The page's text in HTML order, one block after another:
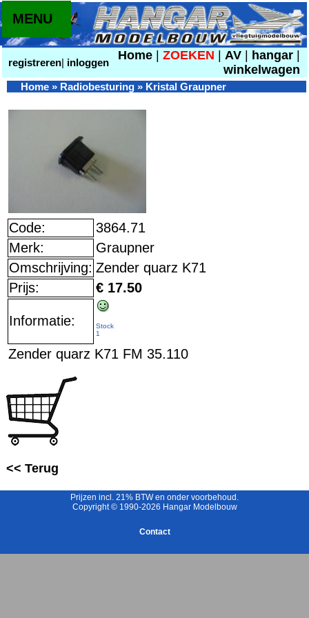
registreren| inloggen
Home ZOEKEN AV hangar
winkelwagen
MENU
Home » Radiobesturing » Kristal Graupner
Code:
3864.71
Merk:
Graupner
Omschrijving: Zender quarz K71
Prijs:
€ 17.50
Informatie:
Stock
1
Zender quarz K71 FM 35.110
<< Terug
Prijzen incl. 21% BTW en onder voorbehoud.
Copyright © 1990-2026 Hangar Modelbouw
Contact